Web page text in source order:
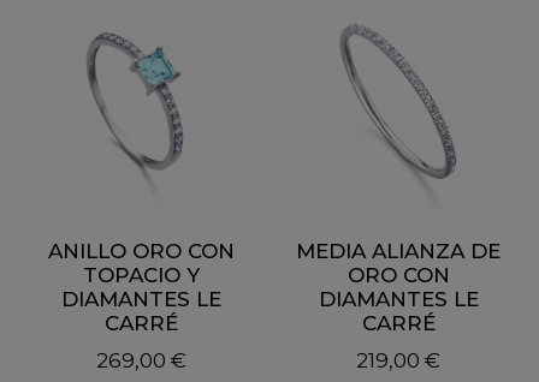
ANILLO ORO CON
TOPACIO Y
DIAMANTES LE
CARRÉ
269,00 €
MEDIA ALIANZA DE
ORO CON
DIAMANTES LE
CARRÉ
219,00 €